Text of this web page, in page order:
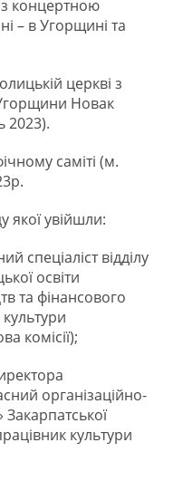
концертною
– в Угорщині та
церкві з
Новак
2023).
саміті (м.
якої увійшли:
спеціаліст відділу
освіти
та фінансового
комісії);
організаційно-
культури